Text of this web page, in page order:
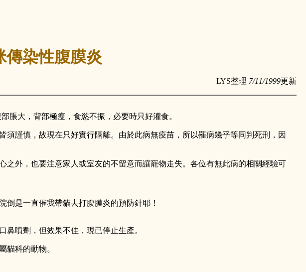
傳染性腹膜炎
LYS整理 7/11/1999更新
脹大，背部極瘦，食慾不振，必要時只好灌食。
須謹慎，故現在只好實行隔離。由於此病無疫苗，所以罹病幾乎等同判死刑，因
之外，也要注意家人或室友的不留意而讓寵物走失。各位有無此病的相關經驗可
倒是一直催我帶貓去打腹膜炎的預防針耶！
噴劑，但效果不佳，現已停止生產。
貓科的動物。